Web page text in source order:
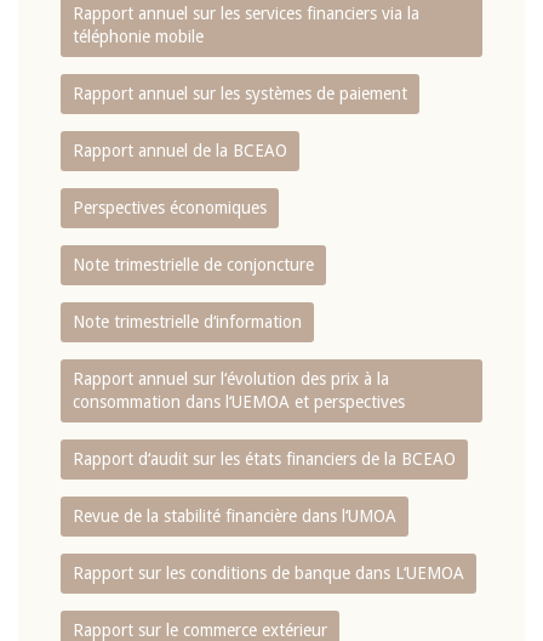
Rapport annuel sur les services financiers via la
téléphonie mobile
Rapport annuel sur les systèmes de paiement
Rapport annuel de la BCEAO
Perspectives économiques
Note trimestrielle de conjoncture
Note trimestrielle d‘information
Rapport annuel sur l‘évolution des prix à la
consommation dans l‘UEMOA et perspectives
Rapport d‘audit sur les états financiers de la BCEAO
Revue de la stabilité financière dans l‘UMOA
Rapport sur les conditions de banque dans L‘UEMOA
Rapport sur le commerce extérieur